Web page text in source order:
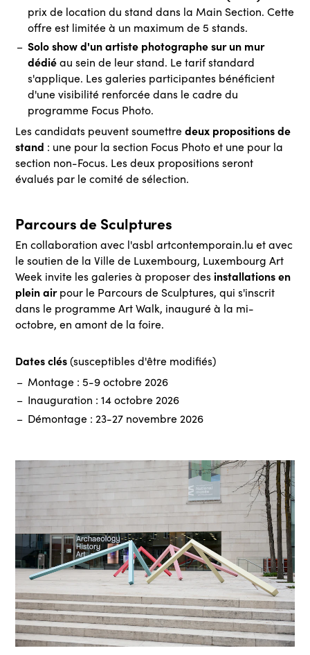
prix de location du stand dans la Main Section. Cette
offre est limitée à un maximum de 5 stands.
Solo show d'un artiste photographe sur un mur
dédiéau sein de leur stand. Le tarif standard
s'applique. Les galeries participantes bénéficient
d'une visibilité renforcée dans le cadre du
programme Focus Photo.
Les candidats peuvent soumettredeux propositions de
stand : une pour la section Focus Photo et une pour la
section non-Focus. Les deux propositions seront
évalués par le comité de sélection.
Parcours de Sculptures
En collaboration avec l'asbl artcontemporain.lu et avec
le soutien de la Ville de Luxembourg, Luxembourg Art
Week invite les galeries à proposer desinstallations en
plein airpour le Parcours de Sculptures, qui s'inscrit
dans le programme Art Walk, inauguré à la mi-
octobre, en amont de la foire.
Dates clés(susceptibles d'être modifiés)
Montage : 5-9 octobre 2026
Inauguration : 14 octobre 2026
Démontage : 23-27 novembre 2026